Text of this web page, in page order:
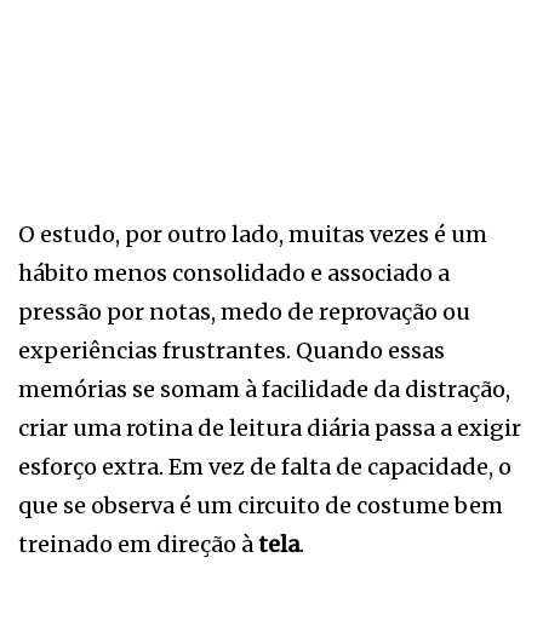
O estudo, por outro lado, muitas vezes é um
hábito menos consolidado e associado a
pressão por notas, medo de reprovação ou
experiências frustrantes. Quando essas
memórias se somam à facilidade da distração,
criar uma rotina de leitura diária passa a exigir
esforço extra. Em vez de falta de capacidade, o
que se observa é um circuito de costume bem
treinado em direção àtela.